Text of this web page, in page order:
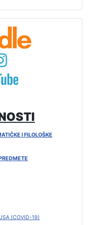
I FILOLOŠKE
(COVID-19)